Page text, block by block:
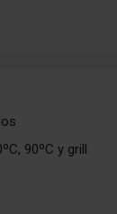
90ºC y grill